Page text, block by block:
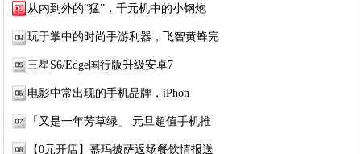
从内到外的“猛”，千元机中的小钢炮
玩于掌中的时尚手游利器，飞智黄蜂完
三星S6/Edge国行版升级安卓7
电影中常出现的手机品牌，iPhon
「又是一年芳草绿」 元旦超值手机推
【0元开店】慕玛披萨返场餐饮情报送